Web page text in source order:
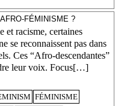
FÉMINISME ?
et racisme, certaines
se reconnaissent pas dans
Ces “Afro-descendantes”
leur voix. Focus[…]
FÉMINISME